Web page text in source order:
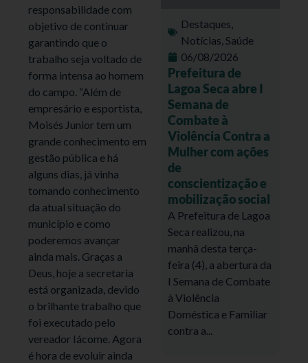
responsabilidade com
objetivo de continuar
garantindo que o
trabalho seja voltado de
forma intensa ao homem
do campo. “Além de
empresário e esportista,
Moisés Junior tem um
grande conhecimento em
gestão pública e há
alguns dias, já vinha
tomando conhecimento
da atual situação do
município e como
poderemos avançar
ainda mais. Graças a
Deus, hoje a secretaria
está organizada, devido
o brilhante trabalho que
foi executado pelo
vereador Iácome. Agora
é hora de evoluir ainda
Destaques,
Notícias,Saúde
06/08/2026
Prefeitura de
Lagoa Seca abre I
Semana de
Combate à
Violência Contra a
Mulher com ações
de
conscientização e
mobilização social
A Prefeitura de Lagoa
Seca realizou, na
manhã desta terça-
feira (4), a abertura da
I Semana de Combate
à Violência
Doméstica e Familiar
contra a...